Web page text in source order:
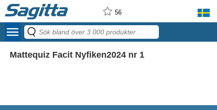
56
menu
Mattequiz Facit Nyfiken2024 nr 1